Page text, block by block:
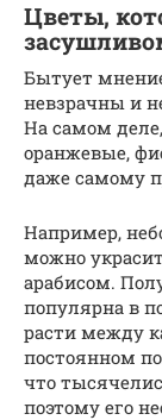
Цветы,
Бытует
невзрачны и
На самом
оранжевые,
даже самому
Например,
можно
арабисом.
популярна в
расти между
постоянном
что
поэтому его